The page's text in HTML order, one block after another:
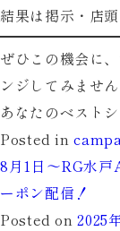
結果は掲示・店
ぜひこの機会に
ンジしてみません
あなたのベスト
Posted in
8月1日～RG水戸
ーポン配信！
Posted on2025